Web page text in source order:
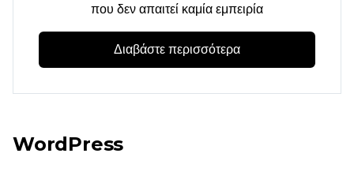
που δεν απαιτεί καμία εμπειρία
Διαβάστε περισσότερα
WordPress